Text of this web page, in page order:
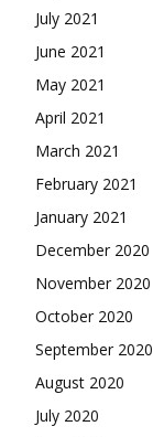
July 2021
June 2021
May 2021
April 2021
March 2021
February 2021
January 2021
December 2020
November 2020
October 2020
September 2020
August 2020
July 2020